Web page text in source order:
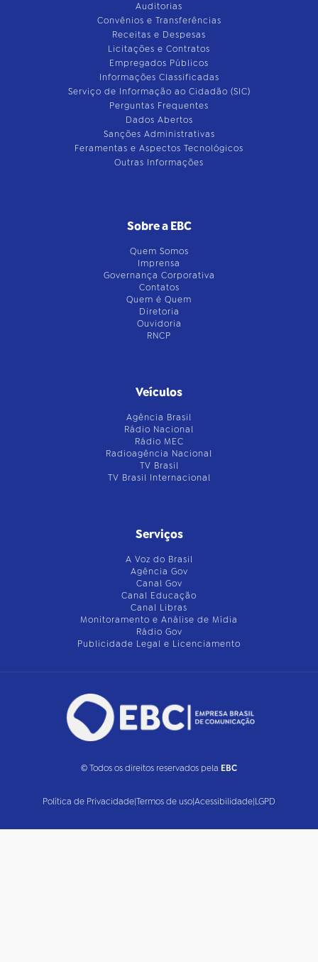
Auditorias
Convênios e Transferências
Receitas e Despesas
Licitações e Contratos
Empregados Públicos
Informações Classificadas
Serviço de Informação ao Cidadão (SIC)
Perguntas Frequentes
Dados Abertos
Sanções Administrativas
Feramentas e Aspectos Tecnológicos
Outras Informações
Sobre a EBC
Quem Somos
Imprensa
Governança Corporativa
Contatos
Quem é Quem
Diretoria
Ouvidoria
RNCP
Veículos
Agência Brasil
Rádio Nacional
Rádio MEC
Radioagência Nacional
TV Brasil
TV Brasil Internacional
Serviços
A Voz do Brasil
Agência Gov
Canal Gov
Canal Educação
Canal Libras
Monitoramento e Análise de Mídia
Rádio Gov
Publicidade Legal e Licenciamento
© Todos os direitos reservados pela EBC
Política de Privacidade|Termos de uso|Acessibilidade|LGPD